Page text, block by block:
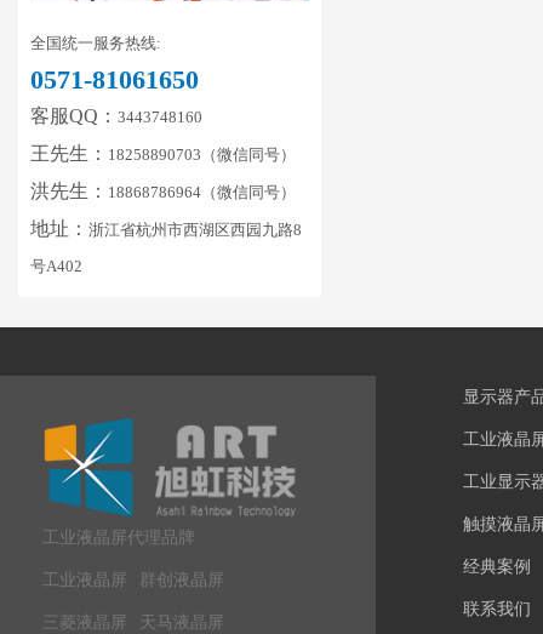
全国统一服务热线:
0571-81061650
客服QQ： 3443748160
王先生： 18258890703（微信同号）
洪先生： 18868786964（微信同号）
地址： 浙江省杭州市西湖区西园九路8
号A402
工业液晶屏代理品牌
工业液晶屏 群创液晶屏
三菱液晶屏 天马液晶屏
显示器产
工业液晶
工业显示
触摸液晶
经典案例
联系我们